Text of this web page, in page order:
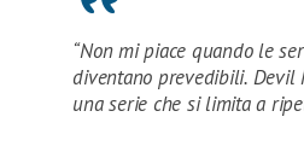
“Non mi piace quando le
diventano prevedibili. Devil
una serie che si limita a